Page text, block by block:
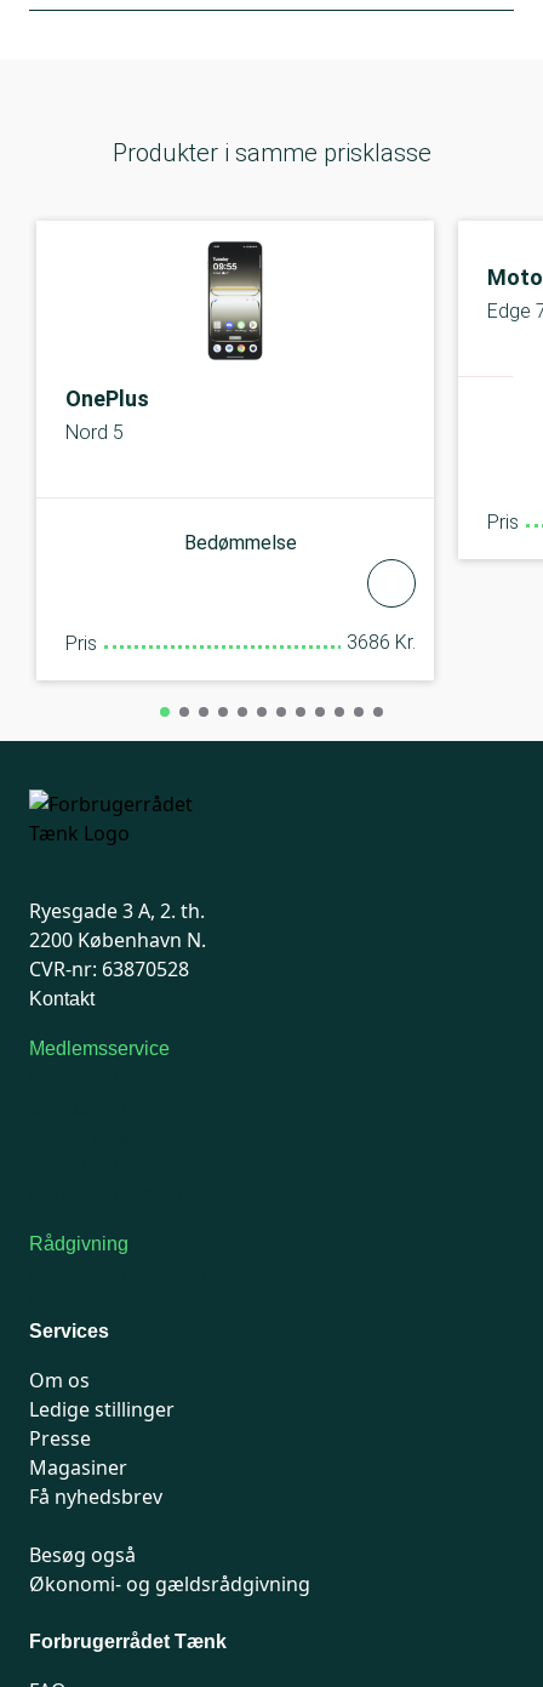
Produkter i samme prisklasse
OnePlus
Nord 5
Bedømmelse
Pris 3686 Kr.
Edge
Pris
Ryesgade 3 A, 2. th.
2200 København N.
CVR-nr: 63870528
Kontakt
Medlemsservice
Rådgivning
Services
Om os
Ledige stillinger
Presse
Magasiner
Få nyhedsbrev
Besøg også
Økonomi- og gældsrådgivning
Forbrugerrådet Tænk